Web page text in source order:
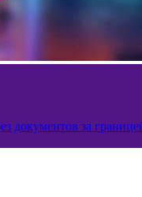
документов за